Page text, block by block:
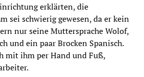
erklärten, die
sei schwierig gewesen, da er kein
nur seine Muttersprache Wolof,
und ein paar Brocken Spanisch.
mit ihm per Hand und Fuß,